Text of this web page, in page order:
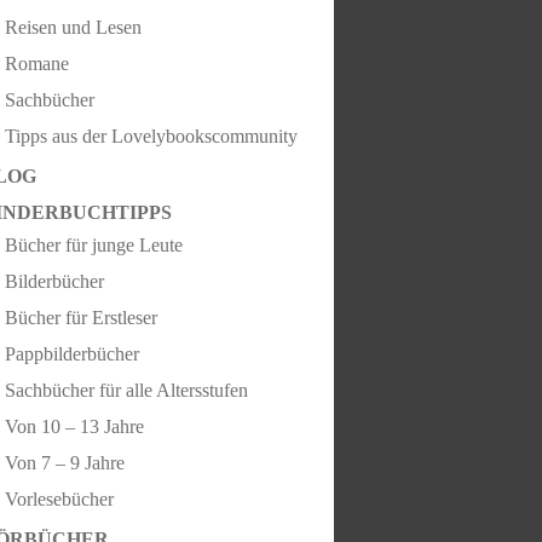
Reisen und Lesen
Romane
Sachbücher
Tipps aus der Lovelybookscommunity
Bücher für junge Leute
Bilderbücher
Bücher für Erstleser
Pappbilderbücher
Sachbücher für alle Altersstufen
Von 10 – 13 Jahre
Von 7 – 9 Jahre
Vorlesebücher